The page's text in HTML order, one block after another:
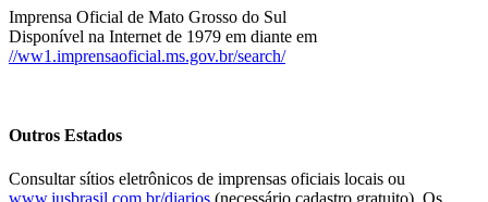
Imprensa Oficial de Mato Grosso do Sul
Disponível na Internet de 1979 em diante em
//ww1.imprensaoficial.ms.gov.br/search/
Outros Estados
Consultar sítios eletrônicos de imprensas oficiais locais ou
www.jusbrasil.com.br/diarios (necessário cadastro gratuito). Os